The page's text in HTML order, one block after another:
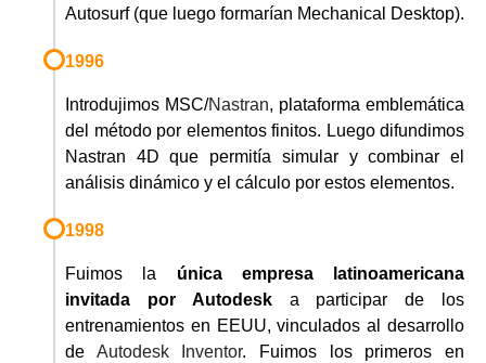
Autosurf (que luego formarían Mechanical Desktop).
1996
Introdujimos MSC/Nastran, plataforma emblemática
del método por elementos finitos. Luego difundimos
Nastran 4D que permitía simular y combinar el
análisis dinámico y el cálculo por estos elementos.
1998
Fuimos la única empresa latinoamericana
invitada por Autodeska participar de los
entrenamientos en EEUU, vinculados al desarrollo
de Autodesk Inventor. Fuimos los primeros en